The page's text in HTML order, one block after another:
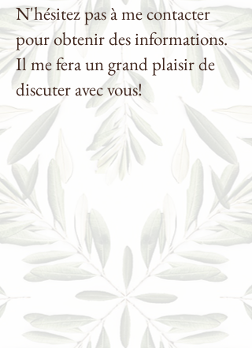
N'hésitez pas à me contacter
pour obtenir des informations.
Il me fera un grand plaisir de
discuter avec vous!